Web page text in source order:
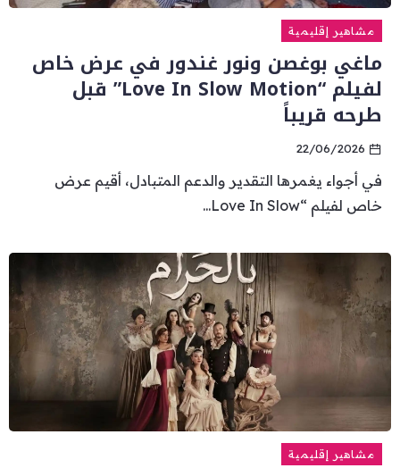
مشاهير إقليمية
ماغي بوغصن ونور غندور في عرض خاص
لفيلم “Love In Slow Motion” قبل
طرحه قريباً
22/06/2026
في أجواء يغمرها التقدير والدعم المتبادل، أقيم عرض
خاص لفيلم “Love In Slow...
مشاهير إقليمية